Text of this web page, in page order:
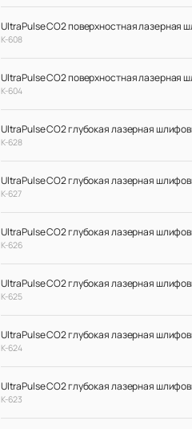
UltraPulse CO2 поверхностная лазерная
К-608
UltraPulse CO2 поверхностная лазерная
К-604
UltraPulse CO2 глубокая лазерная
К-628
UltraPulse CO2 глубокая лазерная
К-627
UltraPulse CO2 глубокая лазерная
К-626
UltraPulse CO2 глубокая лазерная
К-625
UltraPulse CO2 глубокая лазерная
К-624
UltraPulse CO2 глубокая лазерная
К-623